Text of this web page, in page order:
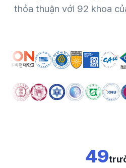
thỏa thuận với 92 khoa
49